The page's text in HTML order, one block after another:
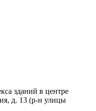
зданий в центре
д. 13 (р-н улицы